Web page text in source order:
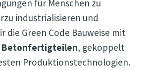
für Menschen zu
industrialisieren und
die Green Code Bauweise mit
Betonfertigteilen, gekoppelt
Produktionstechnologien.